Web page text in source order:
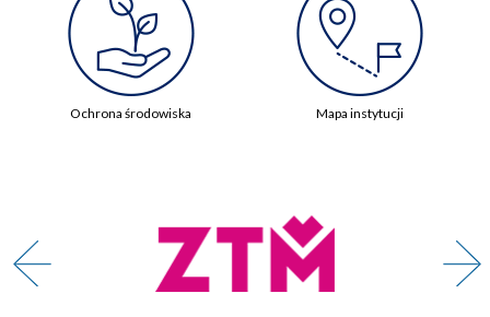
Ochrona środowiska Mapa instytucji